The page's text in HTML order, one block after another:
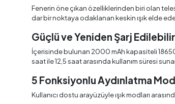
Fenerin öne çıkan özelliklerinden biri olan
dar bir noktaya odaklanan keskin ışık elde
Güçlü ve Yeniden Şarj
İçerisinde bulunan 2000 mAh kapasiteli
saat ile 12,5 saat arasında kullanım süresi
5 Fonksiyonlu Aydınlatma
Kullanıcı dostu arayüzüyle ışık modları